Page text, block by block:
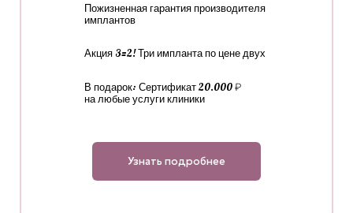
Пожизненная гарантия производителя
имплантов
Акция 3=2! Три импланта по цене двух
В подарок: Сертификат 20.000 ₽
на любые услуги клиники
Узнать подробнее